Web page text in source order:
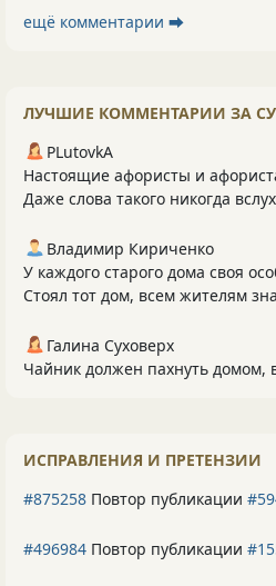
ещё комментарии ⮕
ЛУЧШИЕ КОММЕНТАРИИ ЗА
PLutоvkА
Настоящие афористы и
Даже слова такого никогда
Владимир Кириченко
У каждого старого дома своя
Стоял тот дом, всем жителям
Галина Суховерх
Чайник должен пахнуть домом,
ИСПРАВЛЕНИЯ И ПРЕТЕНЗИИ
#875258 Повтор публикации
#496984 Повтор публикации